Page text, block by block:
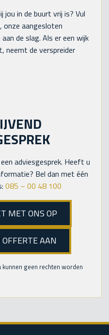
jou in de buurt vrij is? Vul
onze aangesloten
de slag. Als er een wijk
neemt de verspreider
adviesgesprek. Heeft u
Bel dan met één
085 – 00 48 100
MET ONS OP
AAN
geen rechten worden